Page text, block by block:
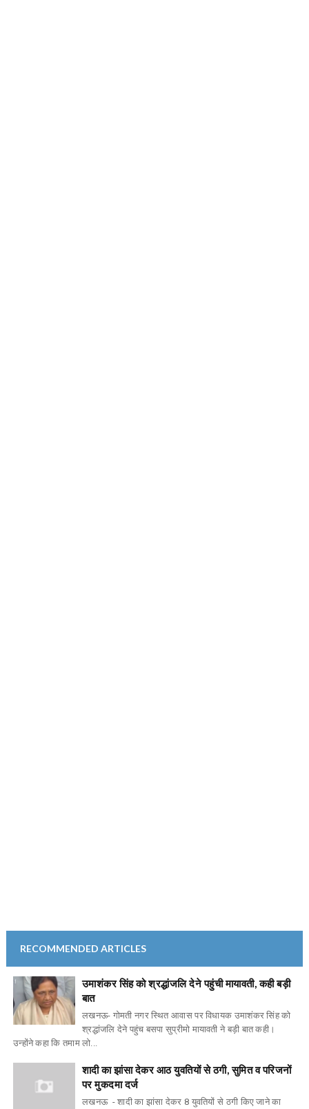
RECOMMENDED ARTICLES
उमाशंकर सिंह को श्रद्धांजलि देने पहुंची मायावती, कही बड़ी
बात
लखनऊ- गोमती नगर स्थित आवास पर विधायक उमाशंकर सिंह को
श्रद्धांजलि देने पहुंच बसपा सुप्रीमो मायावती ने बड़ी बात कही।
उन्होंने कहा कि तमाम लो...
शादी का झांसा देकर आठ युवतियों से ठगी, सुमित व परिजनों
पर मुकदमा दर्ज
लखनऊ - शादी का झांसा देकर 8 युवतियों से ठगी किए जाने का